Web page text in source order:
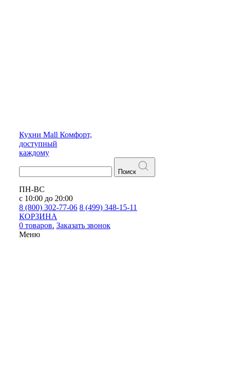
Кухни Mall Комфорт,
доступный
каждому
Поиск
ПН-ВС
с 10:00 до 20:00
8 (800) 302-77-06 8 (499) 348-15-11
КОРЗИНА
0 товаров. Заказать звонок
Меню